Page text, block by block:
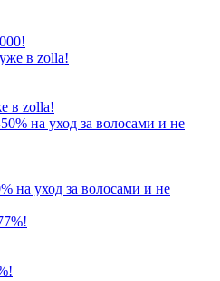
в zolla!
на уход за волосами и не